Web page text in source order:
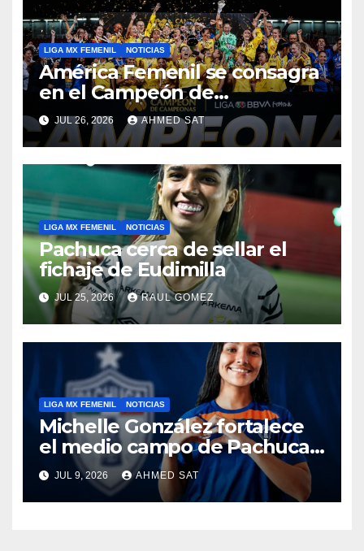
LIGA MX FEMENIL NOTICIAS
América Femenil se consagra
en el Campeón de
Campeonas
JUL 26, 2026 AHMED SAT
LIGA MX FEMENIL NOTICIAS
Pachuca cerca de sellar el
fichaje de Eudimilla
JUL 25, 2026 RAUL GOMEZ
LIGA MX FEMENIL NOTICIAS
Michelle González fortalece
el medio campo de Pachuca
Femenil
JUL 9, 2026 AHMED SAT